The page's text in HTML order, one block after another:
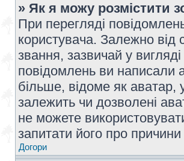
» Як я можу розмістити
При перегляді
користувача. Залежно
звання, зазвичай у
повідомлень ви написали
більше, відоме як аватар,
залежить чи дозволені
не можете
запитати його про причини
Догори